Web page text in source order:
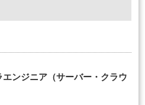
エンジニア（サーバー・クラウ